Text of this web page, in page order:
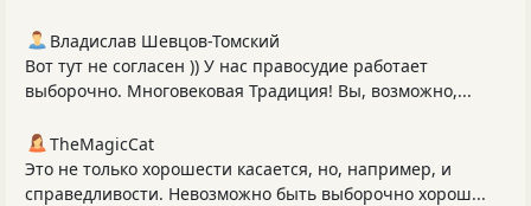
Владислав Шевцов-Томский
Вот тут не согласен )) У нас правосудие работает
выборочно. Многовековая Традиция! Вы, возможно,...
TheMagicCat
Это не только хорошести касается, но, например, и
справедливости. Невозможно быть выборочно хорош...